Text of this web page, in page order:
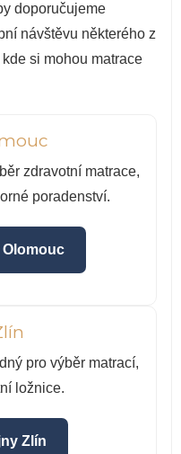
doporučujeme
návštěvu některého z
si mohou matrace
zdravotní matrace,
poradenství.
Olomouc
pro výběr matrací,
ložnice.
Zlín